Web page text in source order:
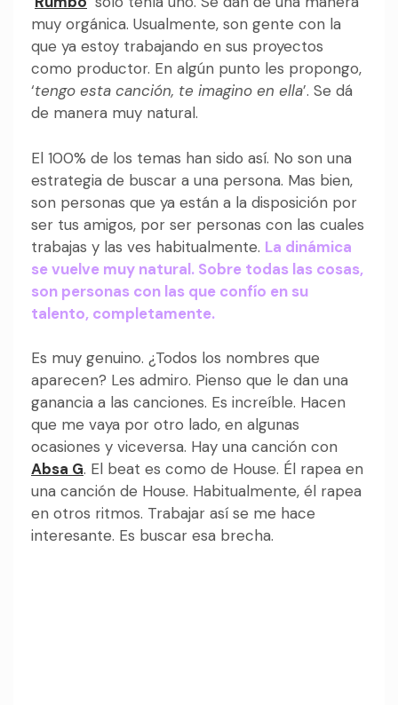
muy orgánica. Usualmente, son gente con la
que ya estoy trabajando en sus proyectos
como productor. En algún punto les propongo,
‘tengo esta canción, te imagino en ella’. Se dá
de manera muy natural.
El 100% de los temas han sido así. No son una
estrategia de buscar a una persona. Mas bien,
son personas que ya están a la disposición por
ser tus amigos, por ser personas con las cuales
trabajas y las ves habitualmente. La dinámica
se vuelve muy natural. Sobre todas las cosas,
son personas con las que confío en su
talento, completamente.
Es muy genuino. ¿Todos los nombres que
aparecen? Les admiro. Pienso que le dan una
ganancia a las canciones. Es increíble. Hacen
que me vaya por otro lado, en algunas
ocasiones y viceversa. Hay una canción con
Absa G. El beat es como de House. Él rapea en
una canción de House. Habitualmente, él rapea
en otros ritmos. Trabajar así se me hace
interesante. Es buscar esa brecha.